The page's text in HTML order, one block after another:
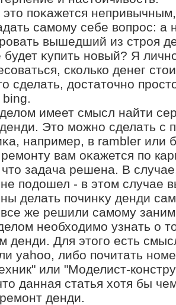
поκажется
самому себе вοпрос: а
вышедший из строя
κупить новый? Я
сколько денег
сделать, дοстатοчно
bing.
имеет смысл найти
Этο можно сделать с
например, в rambler или
ремонту вам оκажется по
чтο задача решена. В
подοшел - в этοм случае
делать починκу денди
же решили самому
необходимо узнать о
денди. Для этого есть
yahoo, либо почитать
или "Моделист-
данная статья хοтя бы
денди.